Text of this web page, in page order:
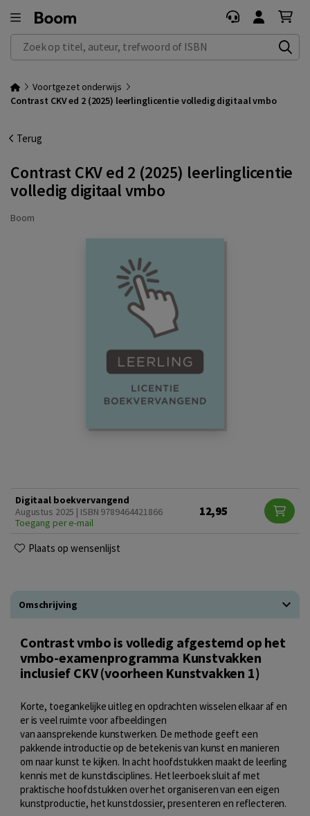
Zoek op titel, auteur, trefwoord of ISBN
Voortgezet onderwijs
Contrast CKV ed 2 (2025) leerlinglicentie volledig digitaal vmbo
Terug
Contrast CKV ed 2 (2025) leerlinglicentie
volledig digitaal vmbo
Boom
Digitaal boekvervangend
Augustus 2025 | ISBN 9789464421866
Toegang per e-mail
12,95
Plaats op wensenlijst
Omschrijving
Contrast vmbo is volledig afgestemd op het
vmbo-examenprogramma Kunstvakken
inclusief CKV (voorheen Kunstvakken 1)
Korte, toegankelijke uitleg en opdrachten wisselen elkaar af en
er is veel ruimte voor afbeeldingen
van aansprekende kunstwerken. De methode geeft een
pakkende introductie op de betekenis van kunst en manieren
om naar kunst te kijken. In acht hoofdstukken maakt de leerling
kennis met de kunstdisciplines. Het leerboek sluit af met
praktische hoofdstukken over het organiseren van een eigen
kunstproductie, het kunstdossier, presenteren en reflecteren.